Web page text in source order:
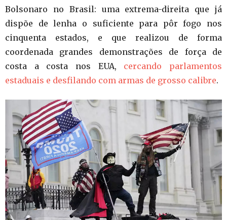
Bolsonaro no Brasil: uma extrema-direita que já
dispõe de lenha o suficiente para pôr fogo nos
cinquenta estados, e que realizou de forma
coordenada grandes demonstrações de força de
costa a costa nos EUA, cercando parlamentos
estaduais e desfilando com armas de grosso calibre.